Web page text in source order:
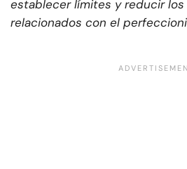
establecer límites y reducir
relacionados con el